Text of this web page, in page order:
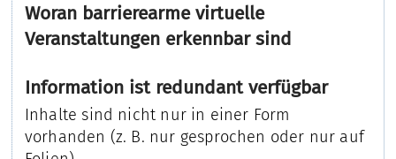
Woran barrierearme virtuelle
Veranstaltungen erkennbar sind
Information ist redundant verfügbar
Inhalte sind nicht nur in einer Form
vorhanden (z. B. nur gesprochen oder nur auf